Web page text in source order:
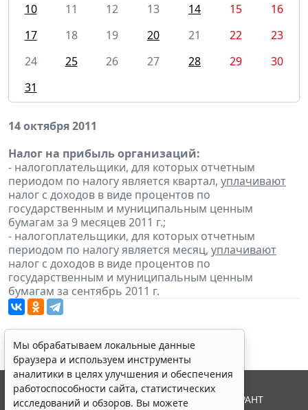
10
11 12 13 14 15
16
17
18 19 20 21 22
23
24
25 26 27 28 29
30
31
14 октября 2011
Налог на прибыль организаций:
- налогоплательщики, для которых отчетным
периодом по налогу является квартал, уплачивают
налог с доходов в виде процентов по
государственным и муниципальным ценным
бумагам за 9 месяцев 2011 г.;
- налогоплательщики, для которых отчетным
периодом по налогу является месяц, уплачивают
налог с доходов в виде процентов по
государственным и муниципальным ценным
бумагам за сентябрь 2011 г.
Мы обрабатываем локальные данные
браузера и используем инструменты
аналитики в целях улучшения и обеспечения
работоспособности сайта, статистических
исследований и обзоров. Вы можете
© ООО "НПП "ГАРАНТ-СЕРВИС", 2026. Система ГАРАНТ